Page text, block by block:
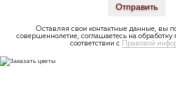
Отправить
Оставляя свои контактные данные, вы
совершеннолетие, соглашаетесь на
соответствии с
Правовой